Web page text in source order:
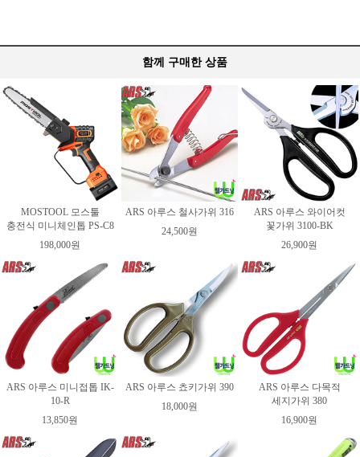
함께 구매한 상품
MOSTOOL 모스툴
충전식 미니체인톱 PS-C8
198,000원
ARS 아루스 철사가위 316
24,500원
ARS 아루스 와이어컷
꽃가위 3100-BK
26,900원
ARS 아루스 미니접톱 IK-
10-R
13,850원
ARS 아루스 쵸키가위 390
18,000원
ARS 아루스 다목적
세지가위 380
16,900원